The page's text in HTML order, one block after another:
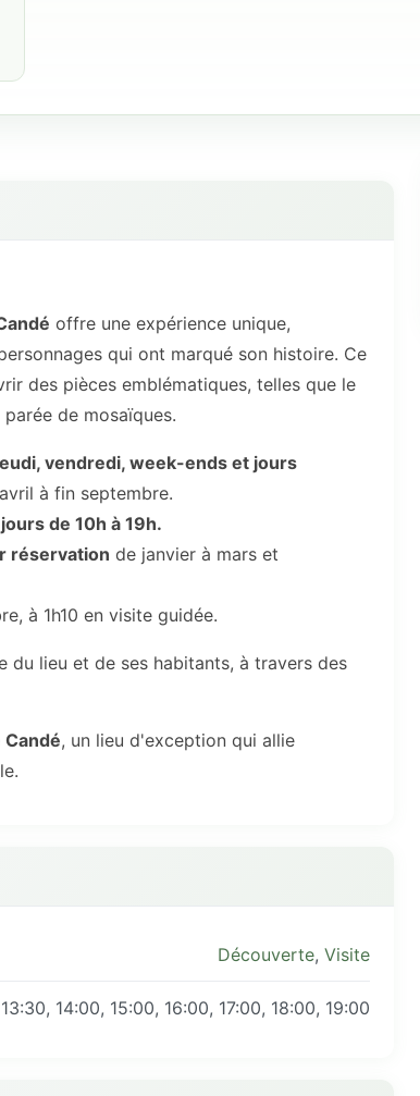
offre une expérience unique,
qui ont marqué son histoire. Ce
des pièces emblématiques, telles que le
de mosaïques.
vendredi, week-ends et jours
à fin septembre.
de 10h à 19h.
réservation de janvier à mars et
à 1h10 en visite guidée.
du lieu et de ses habitants, à travers des
Candé, un lieu d'exception qui allie
Découverte, Visite
14:00, 15:00, 16:00, 17:00, 18:00, 19:00